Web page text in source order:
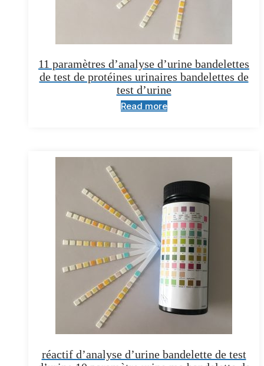
11 paramètres d’analyse d’urine bandelettes
de test de protéines urinaires bandelettes de
test d’urine
Read more
réactif d’analyse d’urine bandelette de test